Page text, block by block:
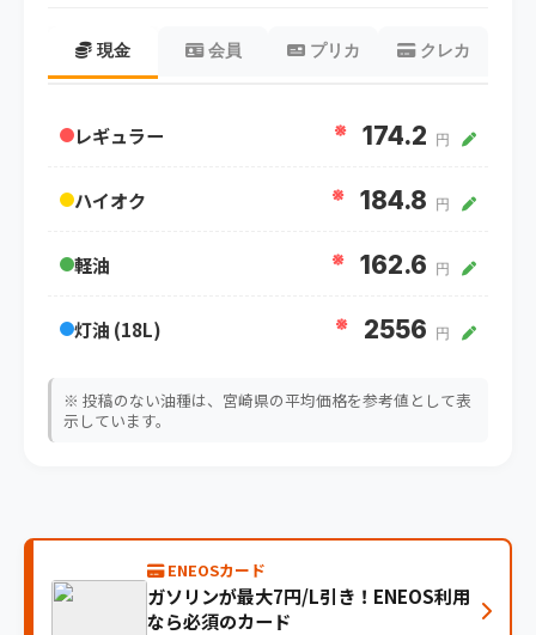
現金 会員 プリカ クレカ
レギュラー ※ 174.2 円
ハイオク ※ 184.8 円
軽油 ※ 162.6 円
灯油 (18L) ※ 2556 円
※ 投稿のない油種は、宮崎県の平均価格を参考値として表
示しています。
ENEOSカード
ガソリンが最大7円/L引き！ENEOS利用
なら必須のカード